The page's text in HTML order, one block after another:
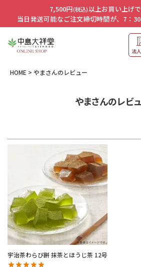
7,500円(税込)以上お買い上げで
当日発送可能なご注文締切時間が、7：30
法
HOME やまさんのレビュー
やまさんのレビ
宇治茶わらび餅 抹茶とほうじ茶 12号